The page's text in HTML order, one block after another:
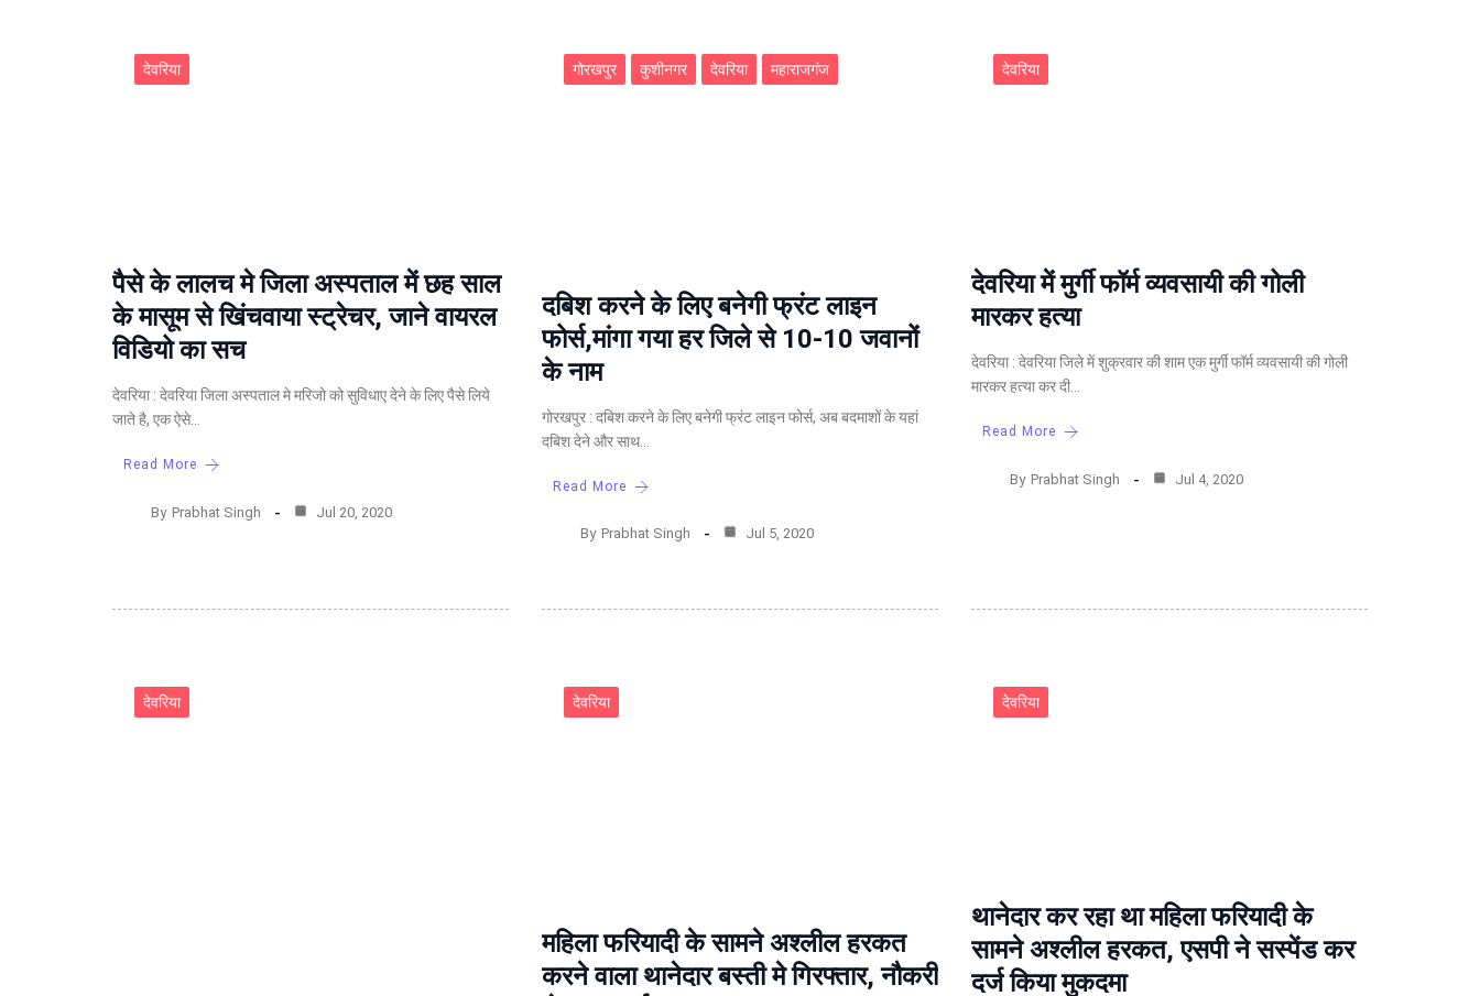
देवरिया
पैसे के लालच मे जिला अस्‍पताल में छह साल
के मासूम से खिंचवाया स्‍ट्रेचर, जाने वायरल
विडियो का सच
देवरिया : देवरिया जिला अस्पताल मे मरिजो को सुविधाए देने के लिए पैसे लिये
जाते है, एक ऐसे…
Read More
By Prabhat Singh Jul 20, 2020
गोरखपुर कुशीनगर देवरिया महाराजगंज
दबिश करने के लिए बनेगी फ्रंट लाइन
फोर्स,मांगा गया हर जिले से 10-10 जवानों
के नाम
गोरखपुर : दबिश करने के लिए बनेगी फ्रंट लाइन फोर्स, अब बदमाशों के यहां
दबिश देने और साथ…
Read More
By Prabhat Singh Jul 5, 2020
देवरिया
देवरिया में मुर्गी फॉर्म व्यवसायी की गोली
मारकर हत्या
देवरिया : देवरिया जिले में शुक्रवार की शाम एक मुर्गी फॉर्म व्यवसायी की गोली
मारकर हत्या कर दी…
Read More
By Prabhat Singh Jul 4, 2020
देवरिया देवरिया
महिला फरियादी के सामने अश्‍लील हरकत
करने वाला थानेदार बस्‍ती मे गिरफ्तार, नौकरी
देवरिया
थानेदार कर रहा था महिला फरियादी के
सामने अश्‍लील हरकत, एसपी ने सस्‍पेंड कर
दर्ज किया मुकदमा